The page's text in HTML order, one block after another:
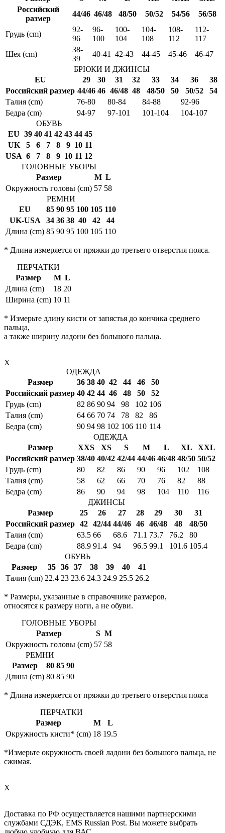
Российский
размер
44/46 46/48 48/50 50/52 54/56 56/58
Грудь (cm)
92-
96
96-
100
100-
104
104-
108
108-
112
112-
117
Шея (cm)
38-
39
40-41 42-43 44-45 45-46
46-47
БРЮКИ И ДЖИНСЫ
EU
29 30 31 32 33 34 36
38
Российский размер 44/46 46 46/48 48 48/50 50 50/52
54
Талия (cm)
76-80 80-84 84-88
92-96
Бедра (cm)
94-97 97-101 101-104
104-107
ОБУВЬ
EU 39 40 41 42 43 44 45
UK
5 6 7 8 9 10 11
USA 6 7 8 9 10 11 12
ГОЛОВНЫЕ УБОРЫ
Размер
M L
Окружность головы (cm) 57 58
РЕМНИ
EU
85 90 95 100 105 110
UK-USA
34 36 38 40 42
44
Длина (cm) 85 90 95 100 105 110
* Длина измеряется от пряжки до третьего отверстия пояса.
ПЕРЧАТКИ
Размер
M L
Длина (cm)
18 20
Ширина (cm) 10 11
* Измерьте длину кисти от запястья до кончика среднего
пальца,
а также ширину ладони без большого пальца.
X
ОДЕЖДА
Размер
36 38 40 42 44 46
50
Российский размер 40 42 44 46 48 50
52
Грудь (cm)
82 86 90 94 98 102 106
Талия (cm)
64 66 70 74 78 82
86
Бедра (cm)
90 94 98 102 106 110 114
ОДЕЖДА
Размер
XXS XS S M L XL
XXL
Российский размер 38/40 40/42 42/44 44/46 46/48 48/50 50/52
Грудь (cm)
80 82 86 90 96 102
108
Талия (cm)
58 62 66 70 76 82
88
Бедра (cm)
86 90 94 98 104 110
116
ДЖИНСЫ
Размер
25 26 27 28 29 30
31
Российский размер 42 42/44 44/46 46 46/48 48
48/50
Талия (cm)
63.5 66 68.6 71.1 73.7 76.2
80
Бедра (cm)
88.9 91.4 94 96.5 99.1 101.6 105.4
ОБУВЬ
Размер
35 36 37 38 39 40
41
Талия (cm) 22.4 23 23.6 24.3 24.9 25.5 26.2
* Размеры, указанные в справочнике размеров,
относятся к размеру ноги, а не обуви.
ГОЛОВНЫЕ УБОРЫ
Размер
S M
Окружность головы (cm) 57 58
РЕМНИ
Размер
80 85 90
Длина (cm) 80 85 90
* Длина измеряется от пряжки до третьего отверстия пояса
ПЕРЧАТКИ
Размер
M
L
Окружность кисти* (cm) 18 19.5
*Измерьте окружность своей ладони без большого пальца, не
сжимая.
X
Доставка по РФ осуществляется нашими партнерскими
службами СДЭК, EMS Russian Post. Вы можете выбрать